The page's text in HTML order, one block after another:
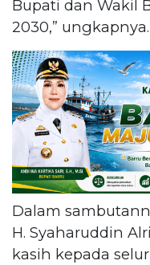
Bupati dan Wakil
2030,” ungkapnya.
Dalam
H. Syaharuddin
kasih kepada